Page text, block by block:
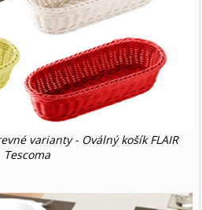
varianty - Oválný košík FLAIR
Tescoma